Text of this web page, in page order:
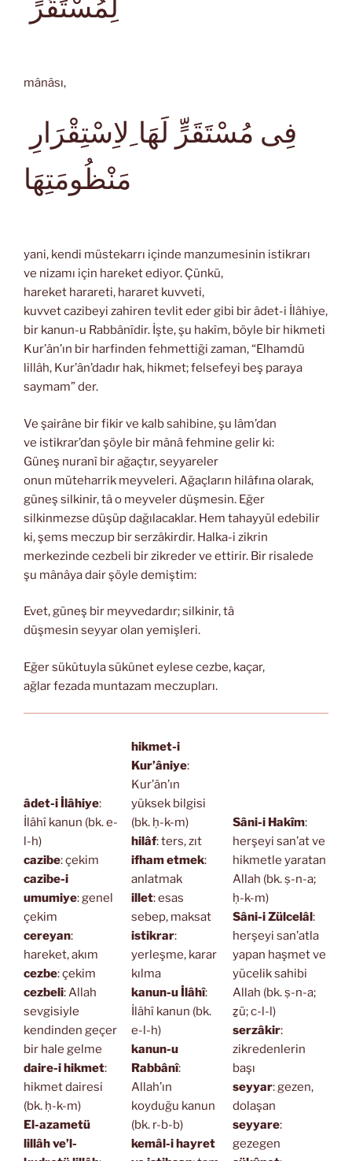
mânâsı,
yani, kendi müstekarrı içinde manzumesinin istikrarı
ve nizamı için hareket ediyor. Çünkü,
hareket harareti, hararet kuvveti,
kuvvet cazibeyi zahiren tevlit eder gibi bir âdet-i İlâhiye,
bir kanun-u Rabbânîdir. İşte, şu hakîm, böyle bir hikmeti
Kur’ân’ın bir harfinden fehmettiği zaman, “Elhamdü
lillâh, Kur’ân’dadır hak, hikmet; felsefeyi beş paraya
saymam” der.
Ve şairâne bir fikir ve kalb sahibine, şu lâm’dan
ve istikrar’dan şöyle bir mânâ fehmine gelir ki:
Güneş nuranî bir ağaçtır, seyyareler
onun müteharrik meyveleri. Ağaçların hilâfına olarak,
güneş silkinir, tâ o meyveler düşmesin. Eğer
silkinmezse düşüp dağılacaklar. Hem tahayyül edebilir
ki, şems meczup bir serzâkirdir. Halka-i zikrin
merkezinde cezbeli bir zikreder ve ettirir. Bir risalede
şu mânâya dair şöyle demiştim:
Evet, güneş bir meyvedardır; silkinir, tâ
düşmesin seyyar olan yemişleri.
Eğer sükûtuyla sükûnet eylese cezbe, kaçar,
ağlar fezada muntazam meczupları.
âdet-i İlâhiye:
İlâhî kanun (bk. e-
l-h)
cazibe: çekim
cazibe-i
umumiye: genel
çekim
cereyan:
hareket, akım
cezbe: çekim
cezbeli: Allah
sevgisiyle
kendinden geçer
bir hale gelme
daire-i hikmet:
hikmet dairesi
(bk. ḥ-k-m)
El-azametü
lillâh ve’l-
hikmet-i
Kur’âniye:
Kur’ân’ın
yüksek bilgisi
(bk. ḥ-k-m)
hilâf: ters, zıt
ifham etmek:
anlatmak
illet: esas
sebep, maksat
istikrar:
yerleşme, karar
kılma
kanun-u İlâhî:
İlâhî kanun (bk.
e-l-h)
kanun-u
Rabbânî:
Allah’ın
koyduğu kanun
(bk. r-b-b)
kemâl-i hayret
Sâni-i Hakîm:
herşeyi san’at ve
hikmetle yaratan
Allah (bk. ṣ-n-a;
ḥ-k-m)
Sâni-i Zülcelâl:
herşeyi san’atla
yapan haşmet ve
yücelik sahibi
Allah (bk. ṣ-n-a;
ẕü; c-l-l)
serzâkir:
zikredenlerin
başı
seyyar: gezen,
dolaşan
seyyare:
gezegen